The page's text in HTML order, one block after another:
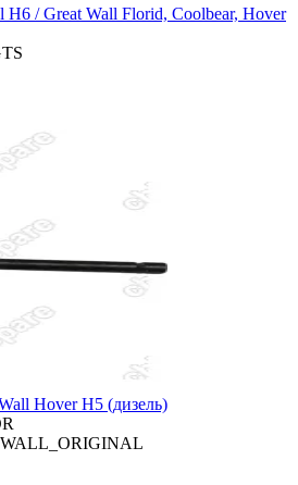
H6 / Great Wall Florid, Coolbear, Hover
Hover H5 (дизель)